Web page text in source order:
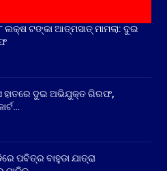
ଲକ୍ଷ ଟଙ୍କା ଆତ୍ମସାତ୍ ମାମଲା: ଦୁଇ
ହାତରେ ଦୁଇ ଅଭିଯୁକ୍ତ ଗିରଫ,
ପବିତ୍ର ବାହୁଡା ଯାତ୍ରା